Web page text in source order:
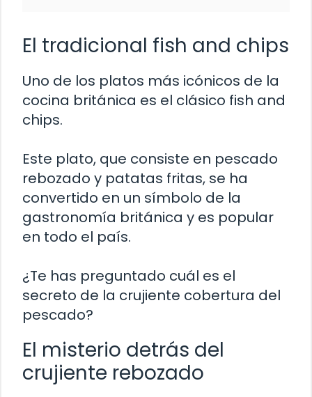
El tradicional fish and chips
Uno de los platos más icónicos de la
cocina británica es el clásico fish and
chips.
Este plato, que consiste en pescado
rebozado y patatas fritas, se ha
convertido en un símbolo de la
gastronomía británica y es popular
en todo el país.
¿Te has preguntado cuál es el
secreto de la crujiente cobertura del
pescado?
El misterio detrás del
crujiente rebozado